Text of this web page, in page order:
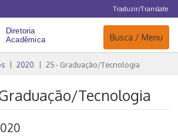
Traduzir/Translate
Navegação
Busca / Menu
2020 2S - Graduação/Tecnologia
Tecnologia